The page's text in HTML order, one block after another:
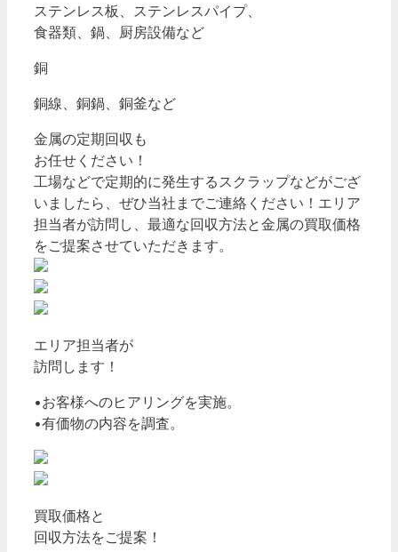
ステンレス板、ステンレスパイプ、
食器類、鍋、厨房設備など
銅
銅線、銅鍋、銅釜など
金属の定期回収も
お任せください！
工場などで定期的に発生するスクラップなどがござ
いましたら、ぜひ当社までご連絡ください！エリア
担当者が訪問し、最適な回収方法と金属の買取価格
をご提案させていただきます。
エリア担当者が
訪問します！
•お客様へのヒアリングを実施。
•有価物の内容を調査。
買取価格と
回収方法をご提案！